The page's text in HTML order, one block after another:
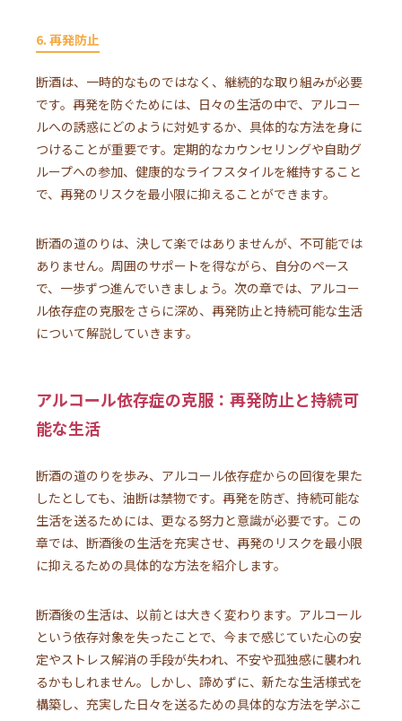
6. 再発防止
断酒は、一時的なものではなく、継続的な取り組みが必要
です。再発を防ぐためには、日々の生活の中で、アルコー
ルへの誘惑にどのように対処するか、具体的な方法を身に
つけることが重要です。定期的なカウンセリングや自助グ
ループへの参加、健康的なライフスタイルを維持すること
で、再発のリスクを最小限に抑えることができます。
断酒の道のりは、決して楽ではありませんが、不可能では
ありません。周囲のサポートを得ながら、自分のペース
で、一歩ずつ進んでいきましょう。次の章では、アルコー
ル依存症の克服をさらに深め、再発防止と持続可能な生活
について解説していきます。
アルコール依存症の克服：再発防止と持続可
能な生活
断酒の道のりを歩み、アルコール依存症からの回復を果た
したとしても、油断は禁物です。再発を防ぎ、持続可能な
生活を送るためには、更なる努力と意識が必要です。この
章では、断酒後の生活を充実させ、再発のリスクを最小限
に抑えるための具体的な方法を紹介します。
断酒後の生活は、以前とは大きく変わります。アルコール
という依存対象を失ったことで、今まで感じていた心の安
定やストレス解消の手段が失われ、不安や孤独感に襲われ
るかもしれません。しかし、諦めずに、新たな生活様式を
構築し、充実した日々を送るための具体的な方法を学ぶこ